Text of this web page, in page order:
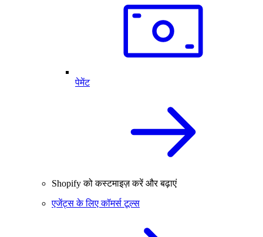
पेमेंट
Shopify को कस्टमाइज़ करें और बढ़ाएं
एजेंट्स के लिए कॉमर्स टूल्स